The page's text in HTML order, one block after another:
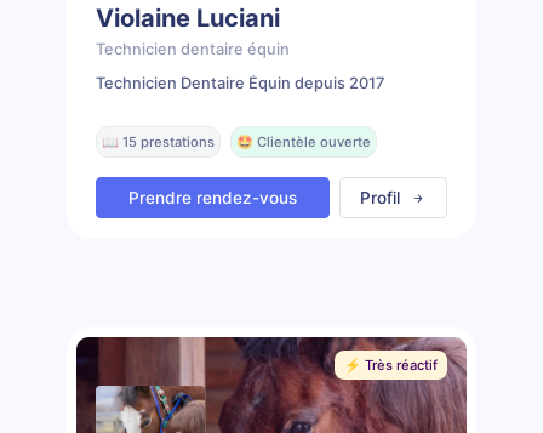
Violaine Luciani
Technicien dentaire équin
Technicien Dentaire Équin depuis 2017
📖 15 prestations 🤩 Clientèle ouverte
Prendre rendez-vous Profil
⚡️ Très réactif